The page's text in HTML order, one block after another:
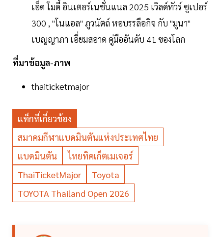
เอ็ด โมดี้ อินเตอร์เนชั่นแนล 2025 เวิลด์ทัวร์ ซูเปอร์
300 , "โนแอล" ภูวนัตถ์ หอบรรลือกิจ กับ "มูนา"
เบญญาภา เอี่ยมสอาด คู่มืออันดับ 41 ของโลก
ที่มาข้อมูล-ภาพ
thaiticketmajor
แท็กที่เกี่ยวข้อง
สมาคมกีฬาแบดมินตันแห่งประเทศไทย
แบดมินตัน
ไทยทิคเก็ตเมเจอร์
ThaiTicketMajor
Toyota
TOYOTA Thailand Open 2026